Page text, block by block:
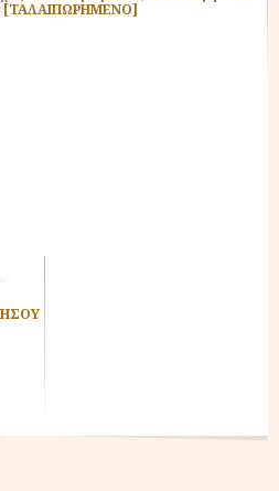
[ΤΑΛΑΙΠΩΡΗΜΕΝΟ]